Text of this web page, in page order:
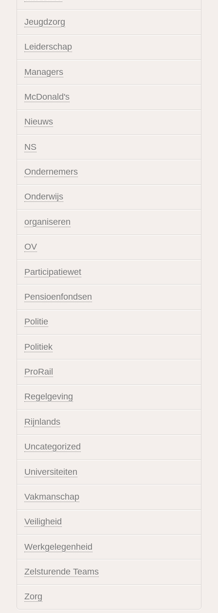
Jeugdzorg
Leiderschap
Managers
McDonald's
Nieuws
NS
Ondernemers
Onderwijs
organiseren
OV
Participatiewet
Pensioenfondsen
Politie
Politiek
ProRail
Regelgeving
Rijnlands
Uncategorized
Universiteiten
Vakmanschap
Veiligheid
Werkgelegenheid
Zelsturende Teams
Zorg